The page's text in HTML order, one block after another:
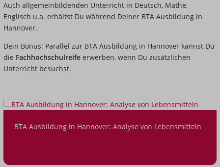
Auch allgemeinbildenden Unterricht in Deutsch, Mathe,
Englisch u.a. erhältst Du während Deiner BTA Ausbildung in
Hannover.
Dein Bonus: Parallel zur BTA Ausbildung in Hannover kannst Du
die Fachhochschulreife erwerben, wenn Du zusätzlichen
Unterricht besuchst.
Ausbildung
Analyse
BTA Ausbildung in Hannover: Analyse von Lebensmitteln